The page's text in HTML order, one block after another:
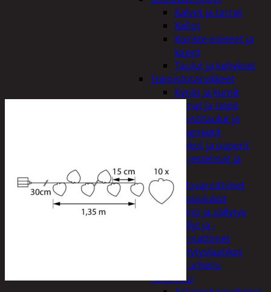
Kalvot ja tarrat
Kellot
Koriste-esineet ja
kasvit
Taulut ja kehykset
Toimistotarvikkeet
Kynät ja kumit
Liimat ja teipit
Muistitaulut ja
magneetit
Vihkot ja paperit
Turvajärjestelmät ja
lukitus
Palovaroittimet
Riippulukot
Varastointi ja säilytys
Hyllyt ja -
kannattimet
Säilytyslaatikot
Vapaa-aika ja urheilu
Askartelu